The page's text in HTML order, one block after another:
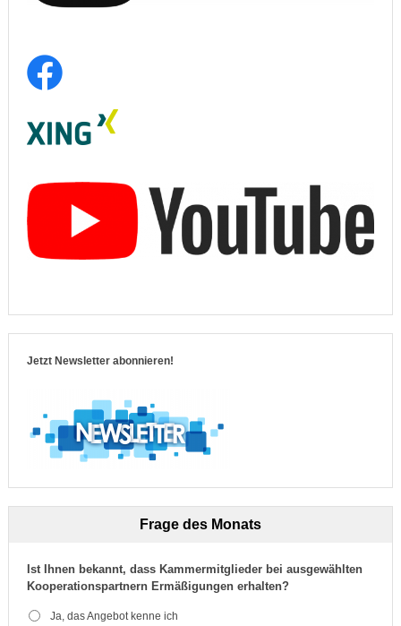
Jetzt Newsletter abonnieren!
Frage des Monats
Ist Ihnen bekannt, dass Kammermitglieder bei ausgewählten
Kooperationspartnern Ermäßigungen erhalten?
Ja, das Angebot kenne ich